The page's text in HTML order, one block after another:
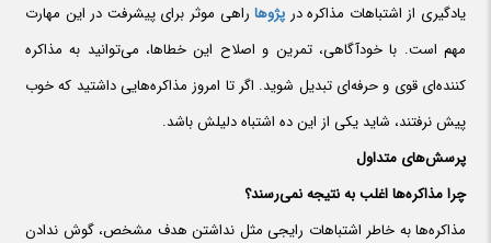
یادگیری از اشتباهات مذاکره در پژوهاراهی موثر برای پیشرفت در این مهارت
مهم است. با خودآگاهی، تمرین و اصلاح این خطاها، می‌توانید به مذاکره
کننده‌ای قوی و حرفه‌ای تبدیل شوید. اگر تا امروز مذاکره‌هایی داشتید که خوب
پیش نرفتند، شاید یکی از این ده اشتباه دلیلش باشد.
پرسش‌های متداول
چرا مذاکره‌ها اغلب به نتیجه نمی‌رسند؟
مذاکره‌ها به خاطر اشتباهات رایجی مثل نداشتن هدف مشخص، گوش ندادن